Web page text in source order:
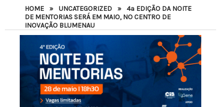
HOME » UNCATEGORIZED »
4ª EDIÇÃO DA NOITE
DE MENTORIAS SERÁ EM MAIO, NO CENTRO DE
INOVAÇÃO BLUMENAU